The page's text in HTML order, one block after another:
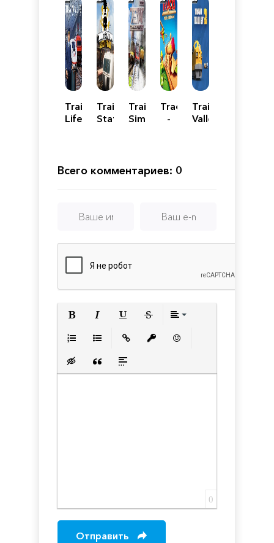
Train
Life:
Train
Station
Train
Sim
Tracks
-
Open
Train
Game
Train
Valley
Всего комментариев: 0
Вставка скрытого текста
Вставка цитаты
Вставка спойлера
0
Отправить